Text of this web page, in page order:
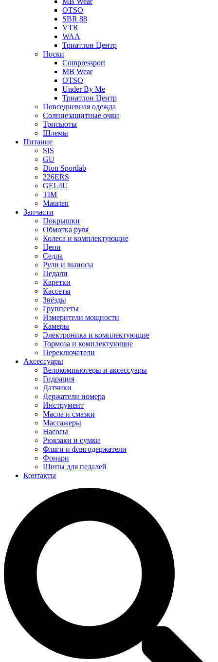
OTSO
SBR 88
VTR
WAA
Триатлон Центр
Носки
Compressport
MB Wear
OTSO
Under By Me
Триатлон Центр
Повседневная одежда
Солнцезащитные очки
Трисьюты
Шлемы
Питание
SIS
GU
Dion Sportlab
226ERS
GEL4U
TIM
Maurten
Запчасти
Покрышки
Обмотка руля
Колеса и комплектующие
Цепи
Седла
Рули и выносы
Педали
Каретки
Кассеты
Звёзды
Группсеты
Измерители мощности
Камеры
Электроника и комплектующие
Тормоза и комплектующие
Переключатели
Аксессуары
Велокомпьютеры и аксессуары
Гидрация
Датчики
Держатели номера
Инструмент
Масла и смазки
Массажеры
Насосы
Рюкзаки и сумки
Фляги и флягодержатели
Фонари
Шипы для педалей
Контакты